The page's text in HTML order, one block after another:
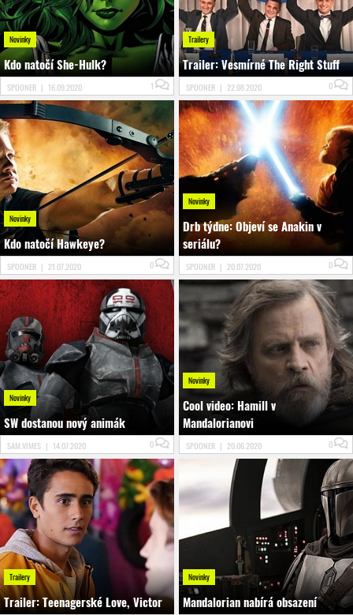
Novinky
Kdo natočí She-Hulk?
SPOONER | 16.09.2020 1
Trailery
Trailer: Vesmírné The Right Stuff
SPOONER | 22.08.2020 0
Novinky
Kdo natočí Hawkeye?
SPOONER | 21.07.2020 0
Novinky
Drb týdne: Objeví se Anakin v
seriálu?
SPOONER | 20.07.2020 0
Novinky
SW dostanou nový animák
SAM.VIMES | 14.07.2020 0
Novinky
Cool video: Hamill v
Mandalorianovi
SPOONER | 20.06.2020 0
Trailery
Trailer: Teenagerské Love, Victor
Novinky
Mandalorian nabírá obsazení